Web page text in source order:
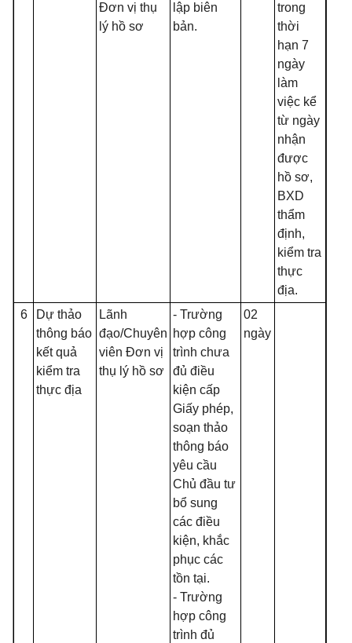
Đơn vị thụ
lý hồ sơ
lập biên
bản.
trong
thời
hạn 7
ngày
làm
việc kể
từ ngày
nhận
được
hồ sơ,
BXD
thẩm
định,
kiểm tra
thực
địa.
6
Dự thảo
thông báo
kết quả
kiểm tra
thực địa
Lãnh
đạo/Chuyên
viên Đơn vị
thụ lý hồ sơ
- Trường
hợp công
trình chưa
đủ điều
kiện cấp
Giấy phép,
soạn thảo
thông báo
yêu cầu
Chủ đầu tư
bổ sung
các điều
kiện, khắc
phục các
tồn tại.
- Trường
hợp công
trình đủ
02
ngày